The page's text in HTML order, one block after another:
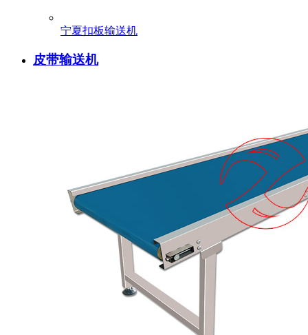
宁夏扣板输送机
皮带输送机